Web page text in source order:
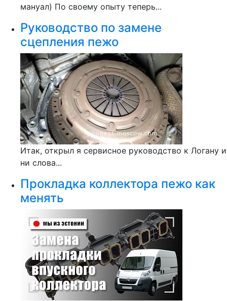
мануал) По своему опыту теперь...
Руководство по замене
сцепления пежо
Итак, открыл я сервисное руководство к Логану и
ни слова...
Прокладка коллектора пежо как
менять